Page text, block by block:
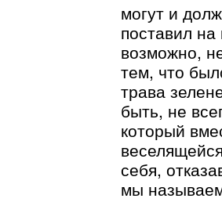
могут и
поставил
возможно,
тем, что
трава
быть, не
который
себя,
мы